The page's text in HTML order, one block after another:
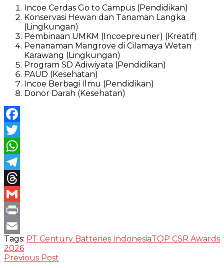
Incoe Cerdas Go to Campus (Pendidikan)
Konservasi Hewan dan Tanaman Langka
(Lingkungan)
Pembinaan UMKM (Incoepreuner) (Kreatif)
Penanaman Mangrove di Cilamaya Wetan
Karawang (Lingkungan)
Program SD Adiwiyata (Pendidikan)
PAUD (Kesehatan)
Incoe Berbagi Ilmu (Pendidikan)
Donor Darah (Kesehatan)
Facebook
Twitter
WhatsApp
Telegram
Threads
Gmail
Print
Email
Tags: PT Century Batteries IndonesiaTOP CSR Awards
2026
Previous Post